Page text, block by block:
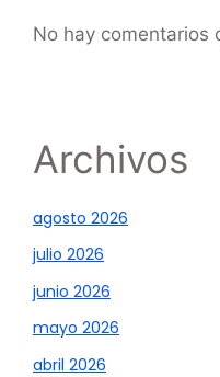
No hay comentarios
Archivos
agosto 2026
julio 2026
junio 2026
mayo 2026
abril 2026